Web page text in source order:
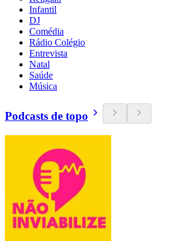
Infantil
DJ
Comédia
Rádio Colégio
Entrevista
Natal
Saúde
Música
Podcasts de topo